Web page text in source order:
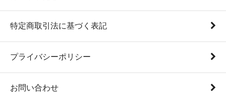
特定商取引法に基づく表記
プライバシーポリシー
お問い合わせ